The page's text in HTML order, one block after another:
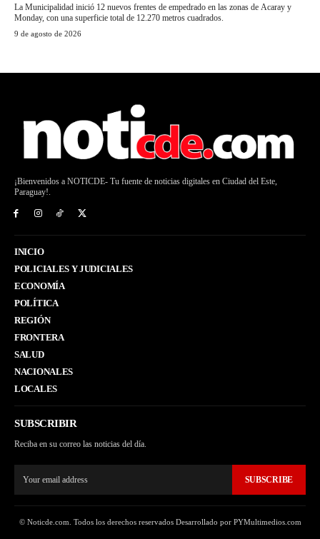
La Municipalidad inició 12 nuevos frentes de empedrado en las zonas de Acaray y
Monday, con una superficie total de 12.270 metros cuadrados.
9 de agosto de 2026
¡Bienvenidos a NOTICDE- Tu fuente de noticias digitales en Ciudad del Este,
Paraguay!.
INICIO
POLICIALES Y JUDICIALES
ECONOMÍA
POLÍTICA
REGIÓN
FRONTERA
SALUD
NACIONALES
LOCALES
SUBSCRIBIR
Reciba en su correo las noticias del día.
SUBSCRIBE
© Noticde.com. Todos los derechos reservados Desarrollado por PYMultimedios.com